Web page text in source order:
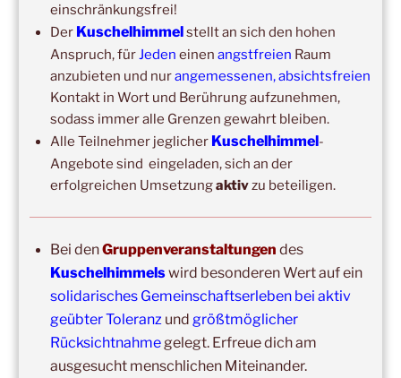
2026–Wochenende für 2:1 Ausbildung
14:00– 16:00,24. Oktober 2026–Free Hugs-Aktion
Frankfurt, Zeil (Nähe Konstabler Wache, vor H&M) 2h
Copyright © 2017-2026
Kuschelhimmel
Alle Rechte vorbehalten.
einschränkungsfrei!
Der Kuschelhimmelstellt an sich den hohen
Anspruch, fürJeden einen angstfreien Raum
anzubieten und nurangemessenen, absichtsfreien
Kontakt in Wort und Berührung aufzunehmen,
sodass immer alle Grenzen gewahrt bleiben.
Alle Teilnehmer jeglicher Kuschelhimmel-
Angebote sind eingeladen, sich an der
erfolgreichen Umsetzungaktivzu beteiligen.
Bei denGruppenveranstaltungen des
Kuschelhimmelswird besonderen Wert auf ein
solidarisches Gemeinschaftserleben bei aktiv
geübter Toleranz und größtmöglicher
Rücksichtnahmegelegt. Erfreue dich am
ausgesucht menschlichen Miteinander.